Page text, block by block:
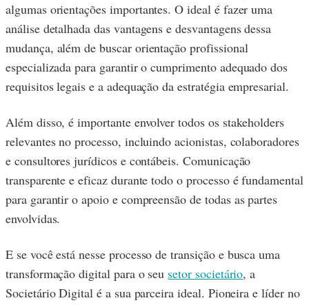
algumas orientações importantes. O ideal é fazer uma
análise detalhada das vantagens e desvantagens dessa
mudança, além de buscar orientação profissional
especializada para garantir o cumprimento adequado dos
requisitos legais e a adequação da estratégia empresarial.
Além disso, é importante envolver todos os stakeholders
relevantes no processo, incluindo acionistas, colaboradores
e consultores jurídicos e contábeis. Comunicação
transparente e eficaz durante todo o processo é fundamental
para garantir o apoio e compreensão de todas as partes
envolvidas.
E se você está nesse processo de transição e busca uma
transformação digital para o seu setor societário, a
Societário Digital é a sua parceira ideal. Pioneira e líder no